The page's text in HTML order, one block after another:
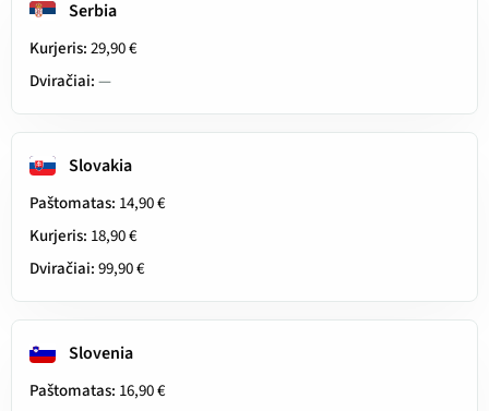
Serbia
Kurjeris:29,90 €
Dviračiai:—
Slovakia
Paštomatas: 14,90 €
Kurjeris: 18,90 €
Dviračiai:99,90 €
Slovenia
Paštomatas: 16,90 €